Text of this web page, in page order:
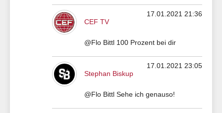
17.01.2021 21:36
CEF TV
@Flo Bittl 100 Prozent bei dir
17.01.2021 23:05
Stephan Biskup
@Flo Bittl Sehe ich genauso!